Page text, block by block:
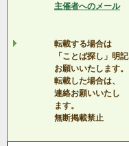
主催者へのメール
転載する場合は
「ことば探し」明記
お願いいたします。
転載した場合は、
連絡お願いいたし
ます。
無断掲載禁止